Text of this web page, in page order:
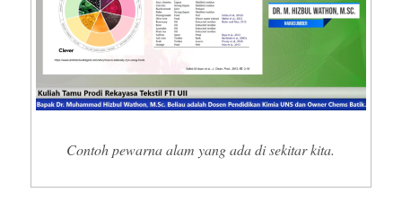
Contoh pewarna alam yang ada di sekitar kita.